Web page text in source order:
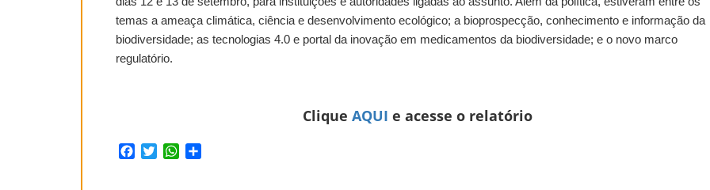
temas a ameaça climática, ciência e desenvolvimento ecológico; a bioprospecção, conhecimento e informação da
biodiversidade; as tecnologias 4.0 e portal da inovação em medicamentos da biodiversidade; e o novo marco
regulatório.
Clique AQUI e acesse o relatório
Facebook
TwitterWhatsApp